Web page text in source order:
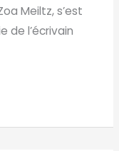
Meiltz, s’est
de l’écrivain